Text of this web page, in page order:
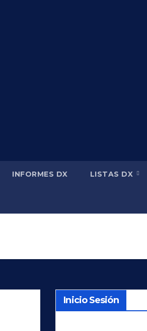
INFORMES DX LISTAS DX
Inicio Sesión